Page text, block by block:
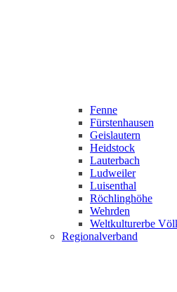
Fenne
Fürstenhausen
Geislautern
Heidstock
Lauterbach
Ludweiler
Luisenthal
Röchlinghöhe
Wehrden
Weltkulturerbe
Regionalverband